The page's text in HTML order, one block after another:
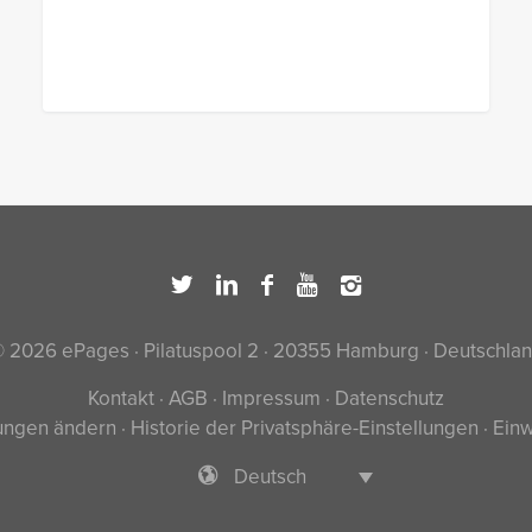
2026 ePages · Pilatuspool 2 · 20355 Hamburg ·
Kontakt · AGB · Impressum · Datenschutz
ändern · Historie der Privatsphäre-Einstellungen ·
Deutsch